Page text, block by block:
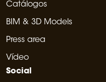
Catálogos
BIM & 3D Models
Press area
Vídeo
Social